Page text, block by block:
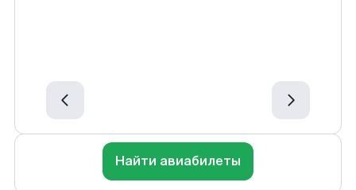
Найти авиабилеты